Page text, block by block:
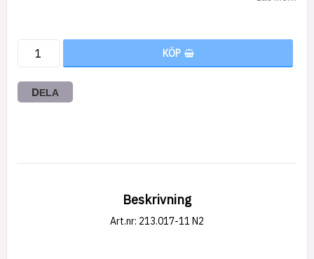
KÖP
DELA
Beskrivning
Art.nr: 213.017-11 N2